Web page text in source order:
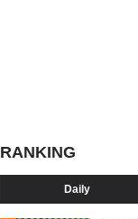
RANKING
Daily